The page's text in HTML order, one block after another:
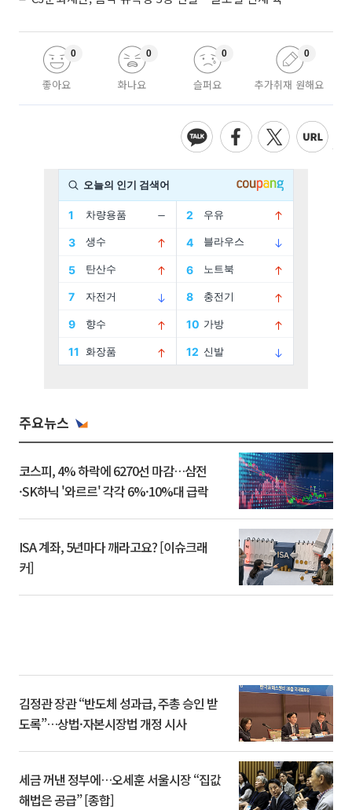
좋아요
0
화나요
0
슬퍼요
0
추가취재 원해요
0
주요뉴스
코스피, 4% 하락에 6270선 마감…삼전
·SK하닉 '와르르' 각각 6%·10%대 급락
ISA 계좌, 5년마다 깨라고요? [이슈크래
커]
김정관 장관 “반도체 성과급, 주총 승인 받
도록”…상법·자본시장법 개정 시사
세금 꺼낸 정부에…오세훈 서울시장 “집값
해법은 공급” [종합]